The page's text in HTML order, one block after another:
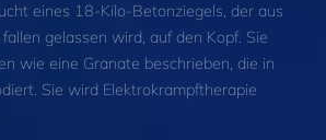
eines 18-Kilo-Betonziegels, der aus
gelassen wird, auf den Kopf. Sie
wie eine Granate beschrieben, die in
Sie wird Elektrokrampftherapie